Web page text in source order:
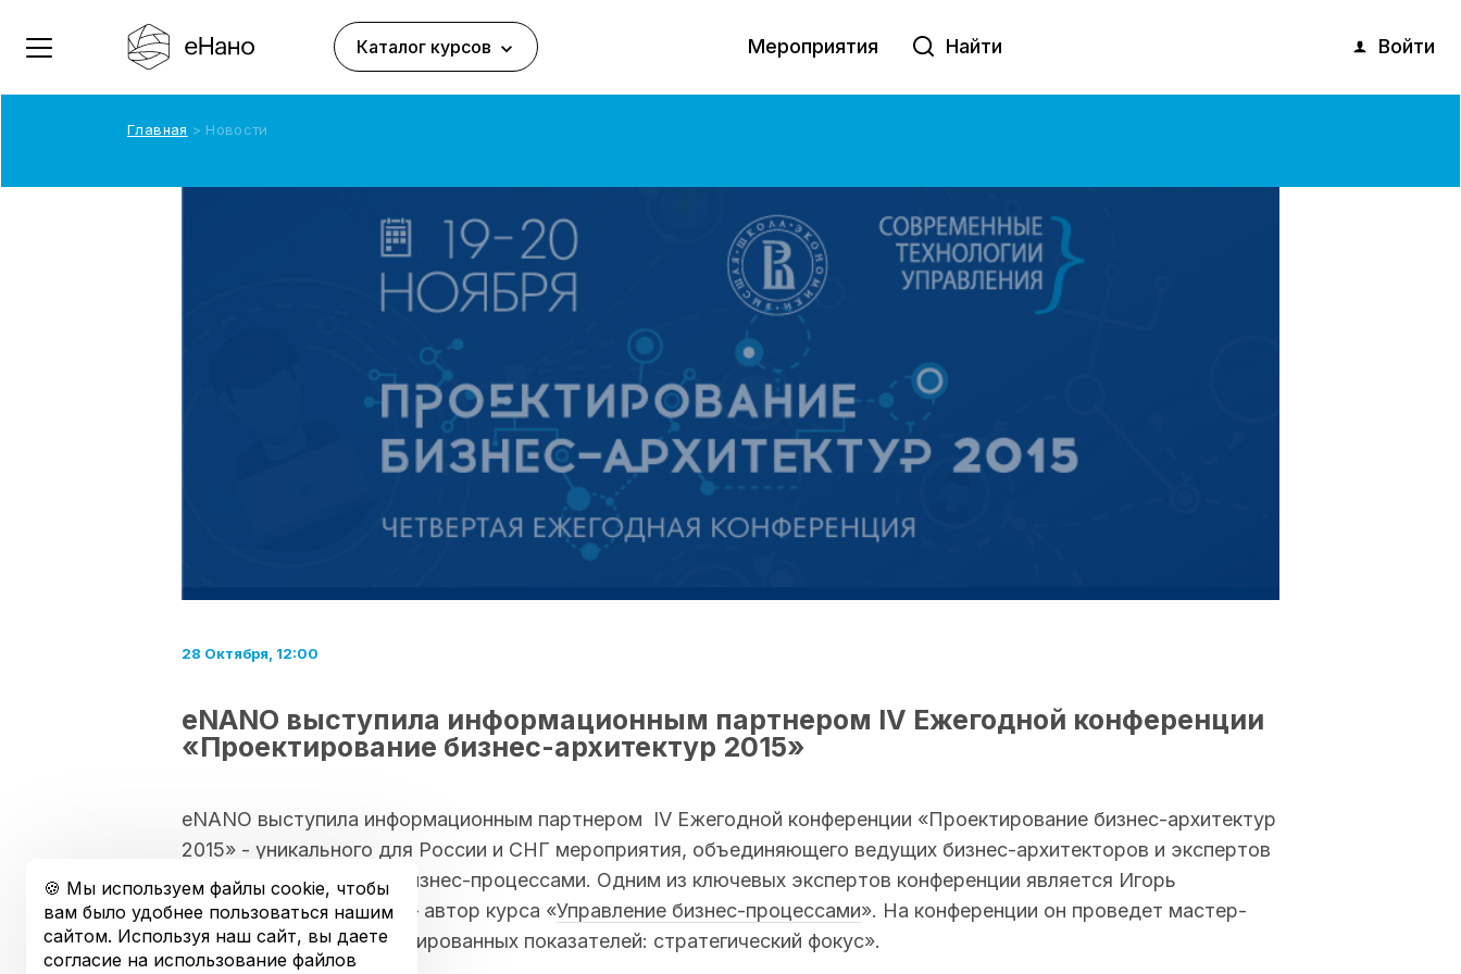
Каталог курсов Мероприятия Войти
Главная Новости
28 Октября, 12:00
eNANO выступила информационным партнером IV Ежегодной конференции
«Проектирование бизнес-архитектур 2015»
eNANO выступила информационным партнером IV Ежегодной конференции «Проектирование бизнес-архитектур
2015» - уникального для России и СНГ мероприятия, объединяющего ведущих бизнес-архитекторов и экспертов
в области управления бизнес-процессами. Одним из ключевых экспертов конференции является Игорь
Борисович Лозовицкий – автор курса «Управление бизнес-процессами». На конференции он проведет мастер-
класс «Система сбалансированных показателей: стратегический фокус».
🍪 Мы используем файлы cookie, чтобы
вам было удобнее пользоваться нашим
сайтом. Используя наш сайт, вы даете
согласие на использование файлов